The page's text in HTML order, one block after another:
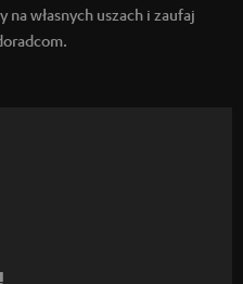
własnych uszach i zaufaj